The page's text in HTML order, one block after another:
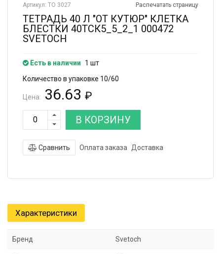
Распечатать страницу
Артикул: ТО 3027
ТЕТРАДЬ 40 Л "ОТ КУТЮР" КЛЕТКА
БЛЕСТКИ 40ТСК5_5_2_1 000472
SVETOCH
Есть в наличии
1 шт
Количество в упаковке 10/60
Цена: 36.63 ₽
В КОРЗИНУ
Сравнить Оплата заказа Доставка
Характеристики
Бренд Svetoch